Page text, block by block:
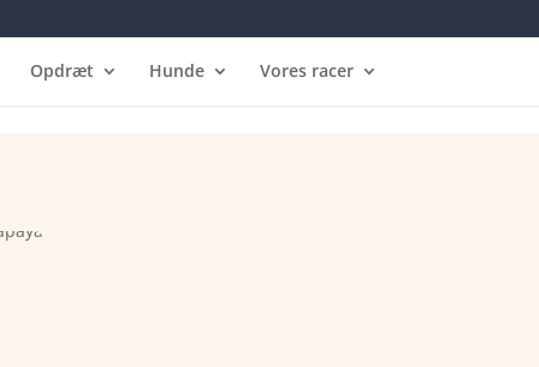
Opdræt Hunde Vores racer